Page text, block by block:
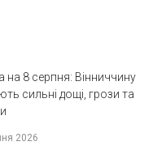
на 8 серпня: Вінниччину
сильні дощі, грози та
2026